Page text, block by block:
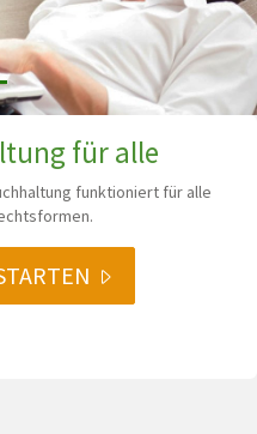
für alle
funktioniert für alle